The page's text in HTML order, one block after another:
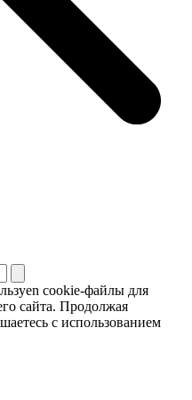
cookie-файлы для
сайта. Продолжая
с использованием